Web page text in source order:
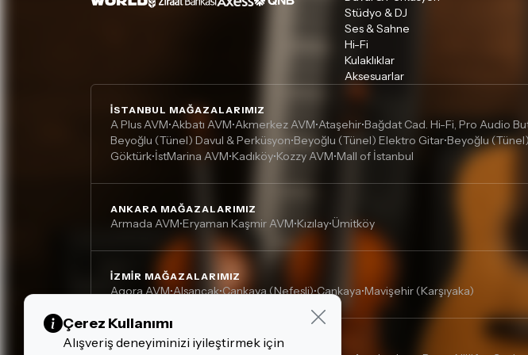
Stüdyo & DJ
Ses & Sahne
Hi-Fi
Kulaklıklar
Aksesuarlar
İSTANBUL MAĞAZALARIMIZ
A Plus AVM•Akbatı AVM•Akmerkez AVM•Ataşehir•Bağdat Cad. Hi-Fi, Pro Audio
Beyoğlu (Tünel) Davul & Perküsyon•Beyoğlu (Tünel) Elektro Gitar•Beyoğlu
Göktürk•İstMarina AVM•Kadıköy•Kozzy AVM•Mall of İstanbul
ANKARA MAĞAZALARIMIZ
Armada AVM•Eryaman Kaşmir AVM•Kızılay•Ümitköy
İZMIR MAĞAZALARIMIZ
Agora AVM•Alsancak•Çankaya (Nefesli)•Çankaya•Mavişehir (Karşıyaka)
DIĞER MAĞAZALARIMIZ
Çerez Kullanımı
Alışveriş deneyiminizi iyileştirmek için